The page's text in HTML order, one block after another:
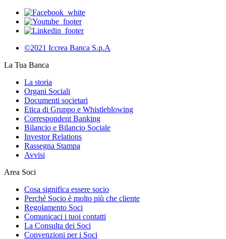
©2021 Iccrea Banca S.p.A
La Tua Banca
La storia
Organi Sociali
Documenti societari
Etica di Gruppo e Whistleblowing
Correspondent Banking
Bilancio e Bilancio Sociale
Investor Relations
Rassegna Stampa
Avvisi
Area Soci
Cosa significa essere socio
Perché Socio è molto più che cliente
Regolamento Soci
Comunicaci i tuoi contatti
La Consulta dei Soci
Convenzioni per i Soci